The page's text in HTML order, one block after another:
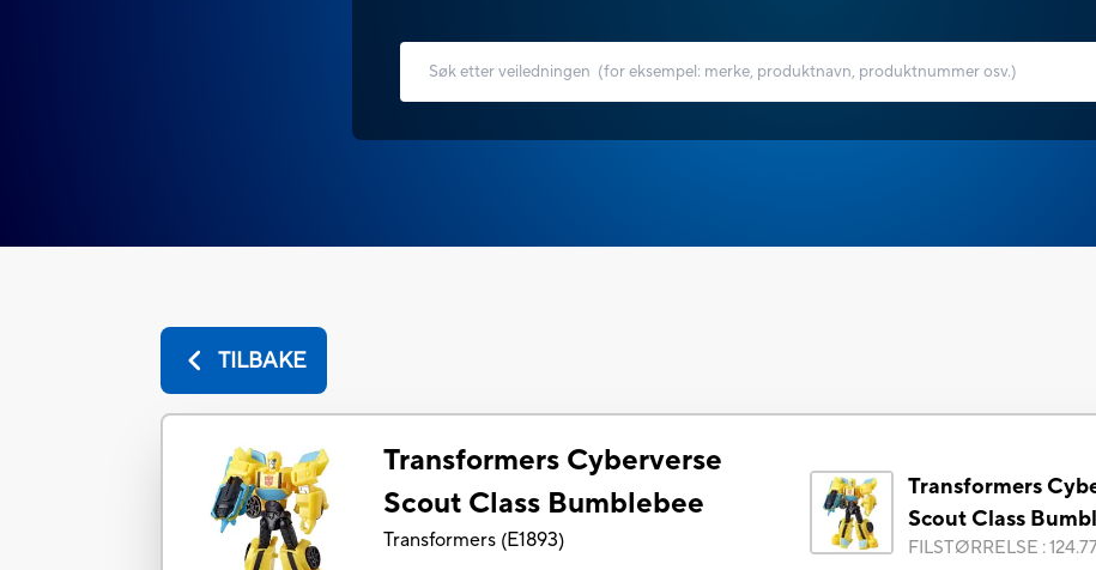
TILBAKE
Transformers Cyberverse
Scout Class Bumblebee
Transformers (E1893)
Transformers
Scout Class
FILSTØRRELSE :